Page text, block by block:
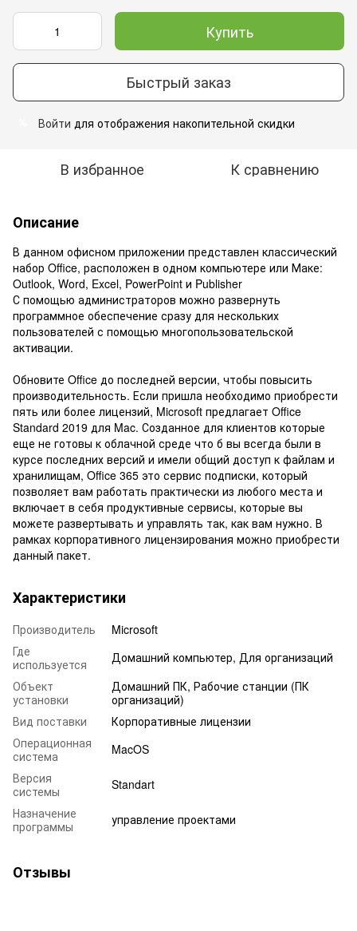
Купить
Быстрый заказ
Войти для отображения накопительной скидки
В избранное К сравнению
Описание
В данном офисном приложении представлен классический
набор Office, расположен в одном компьютере или Маке:
Outlook, Word, Excel, PowerPoint и Publisher
С помощью администраторов можно развернуть
программное обеспечение сразу для нескольких
пользователей с помощью многопользовательской
активации.
Обновите Office до последней версии, чтобы повысить
производительность. Если пришла необходимо приобрести
пять или более лицензий, Microsoft предлагает Office
Standard 2019 для Mac. Созданное для клиентов которые
еще не готовы к облачной среде что б вы всегда были в
курсе последних версий и имели общий доступ к файлам и
хранилищам, Office 365 это сервис подписки, который
позволяет вам работать практически из любого места и
включает в себя продуктивные сервисы, которые вы
можете развертывать и управлять так, как вам нужно. В
рамках корпоративного лицензирования можно приобрести
данный пакет.
Характеристики
Производитель
Microsoft
Где
используется
Домашний компьютер, Для организаций
Объект
установки
Домашний ПК, Рабочие станции (ПК
организаций)
Вид поставки
Корпоративные лицензии
Операционная
система
MacOS
Версия
системы
Standart
Назначение
программы
управление проектами
Отзывы